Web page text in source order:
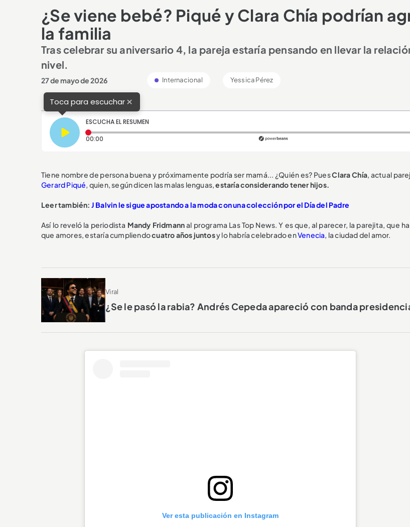
¿Se viene bebé? Piqué y Clara Chía podrían
la familia
Tras celebrar su aniversario 4, la pareja estaría pensando en llevar la
nivel.
27 de mayo de 2026 Internacional Yessica Pérez
Toca para escuchar×
ESCUCHA EL RESUMEN
00:00
Tiene nombre de persona buena y próximamente podría ser mamá... ¿Quién es? PuesClara Chía, actual
Gerard Piqué, quien, según dicen las malas lenguas,estaría considerando tener hijos.
Leer también: J Balvin le sigue apostando a la moda con una colección por el Día del Padre
Así lo reveló la periodista Mandy Fridmannal programa Las Top News. Y es que, al parecer, la parejita, que
que amores, estaría cumpliendocuatro años juntosy lo habría celebrado enVenecia, la ciudad del amor.
Viral
¿Se le pasó la rabia? Andrés Cepeda apareció con banda
Ver esta publicación en Instagram